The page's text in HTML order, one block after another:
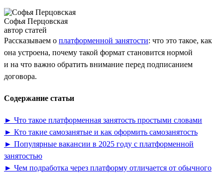
Софья Перцовская
автор статей
Рассказываем о платформенной занятости: что это такое, как
она устроена, почему такой формат становится нормой
и на что важно обратить внимание перед подписанием
договора.
Содержание статьи
► Что такое платформенная занятость простыми словами
► Кто такие самозанятые и как оформить самозанятость
► Популярные вакансии в 2025 году с платформенной
занятостью
► Чем подработка через платформу отличается от обычного